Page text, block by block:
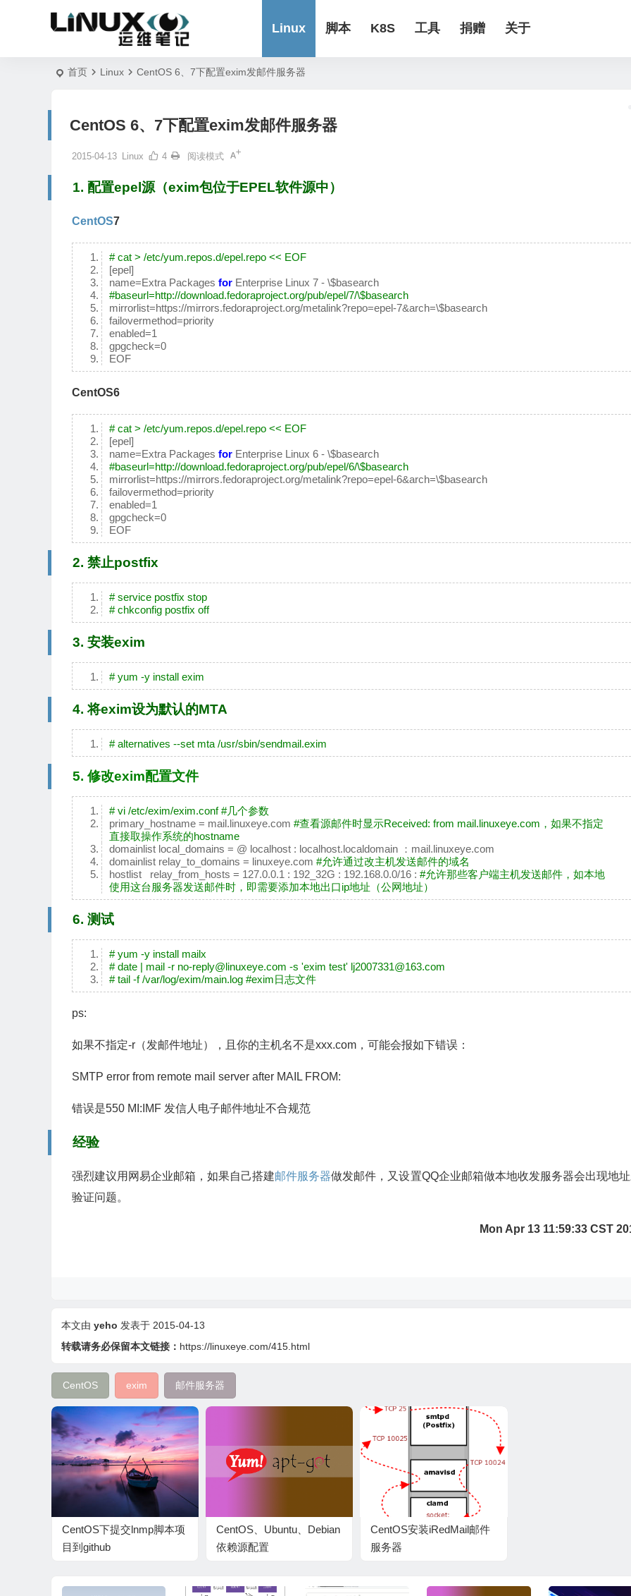
Linux 脚本 K8S 工具 捐赠 关于
首页 Linux CentOS 6、7下配置exim发邮件服务器
CentOS 6、7下配置exim发邮件服务器
2015-04-13 Linux 4 阅读模式
1. 配置epel源（exim包位于EPEL软件源中）
CentOS7
# cat > /etc/yum.repos.d/epel.repo << EOF
[epel]
name=Extra Packages for Enterprise Linux 7 - \$basearch
#baseurl=http://download.fedoraproject.org/pub/epel/7/\$basearch
mirrorlist=https://mirrors.fedoraproject.org/metalink?repo=epel-7&arch=\$basearch
failovermethod=priority
enabled=1
gpgcheck=0
EOF
CentOS6
# cat > /etc/yum.repos.d/epel.repo << EOF
[epel]
name=Extra Packages for Enterprise Linux 6 - \$basearch
#baseurl=http://download.fedoraproject.org/pub/epel/6/\$basearch
mirrorlist=https://mirrors.fedoraproject.org/metalink?repo=epel-6&arch=\$basearch
failovermethod=priority
enabled=1
gpgcheck=0
EOF
2. 禁止postfix
# service postfix stop
# chkconfig postfix off
3. 安装exim
# yum -y install exim
4. 将exim设为默认的MTA
# alternatives --set mta /usr/sbin/sendmail.exim
5. 修改exim配置文件
# vi /etc/exim/exim.conf #几个参数
primary_hostname = mail.linuxeye.com #查看源邮件时显示Received: from mail.linuxeye.com，如果不指定
直接取操作系统的hostname
domainlist local_domains = @ localhost : localhost.localdomain ：mail.linuxeye.com
domainlist relay_to_domains = linuxeye.com #允许通过改主机发送邮件的域名
hostlist relay_from_hosts = 127.0.0.1 : 192_32G : 192.168.0.0/16 : #允许那些客户端主机发送邮件，如本地
使用这台服务器发送邮件时，即需要添加本地出口ip地址（公网地址）
6. 测试
# yum -y install mailx
# date | mail -r no-reply@linuxeye.com -s 'exim test' lj2007331@163.com
# tail -f /var/log/exim/main.log #exim日志文件
ps:
如果不指定-r（发邮件地址），且你的主机名不是xxx.com，可能会报如下错误：
SMTP error from remote mail server after MAIL FROM:
错误是550 MI:IMF 发信人电子邮件地址不合规范
经验
强烈建议用网易企业邮箱，如果自己搭建邮件服务器做发邮件，又设置QQ企业邮箱做本地收发服务器会出现地
验证问题。
Mon Apr 13 11:59:33 CST
本文由 yeho 发表于 2015-04-13
转载请务必保留本文链接： https://linuxeye.com/415.html
CentOS exim 邮件服务器
CentOS下提交lnmp脚本项
目到github
CentOS、Ubuntu、Debian
依赖源配置
CentOS安装iRedMail邮件
服务器